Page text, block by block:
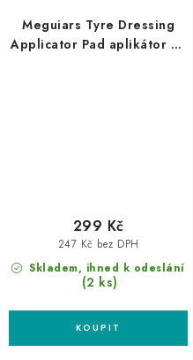
Meguiars Tyre Dressing
Applicator Pad aplikátor na
Skladem, ihned k odeslání
(2 ks)
247 Kč bez DPH
299 Kč